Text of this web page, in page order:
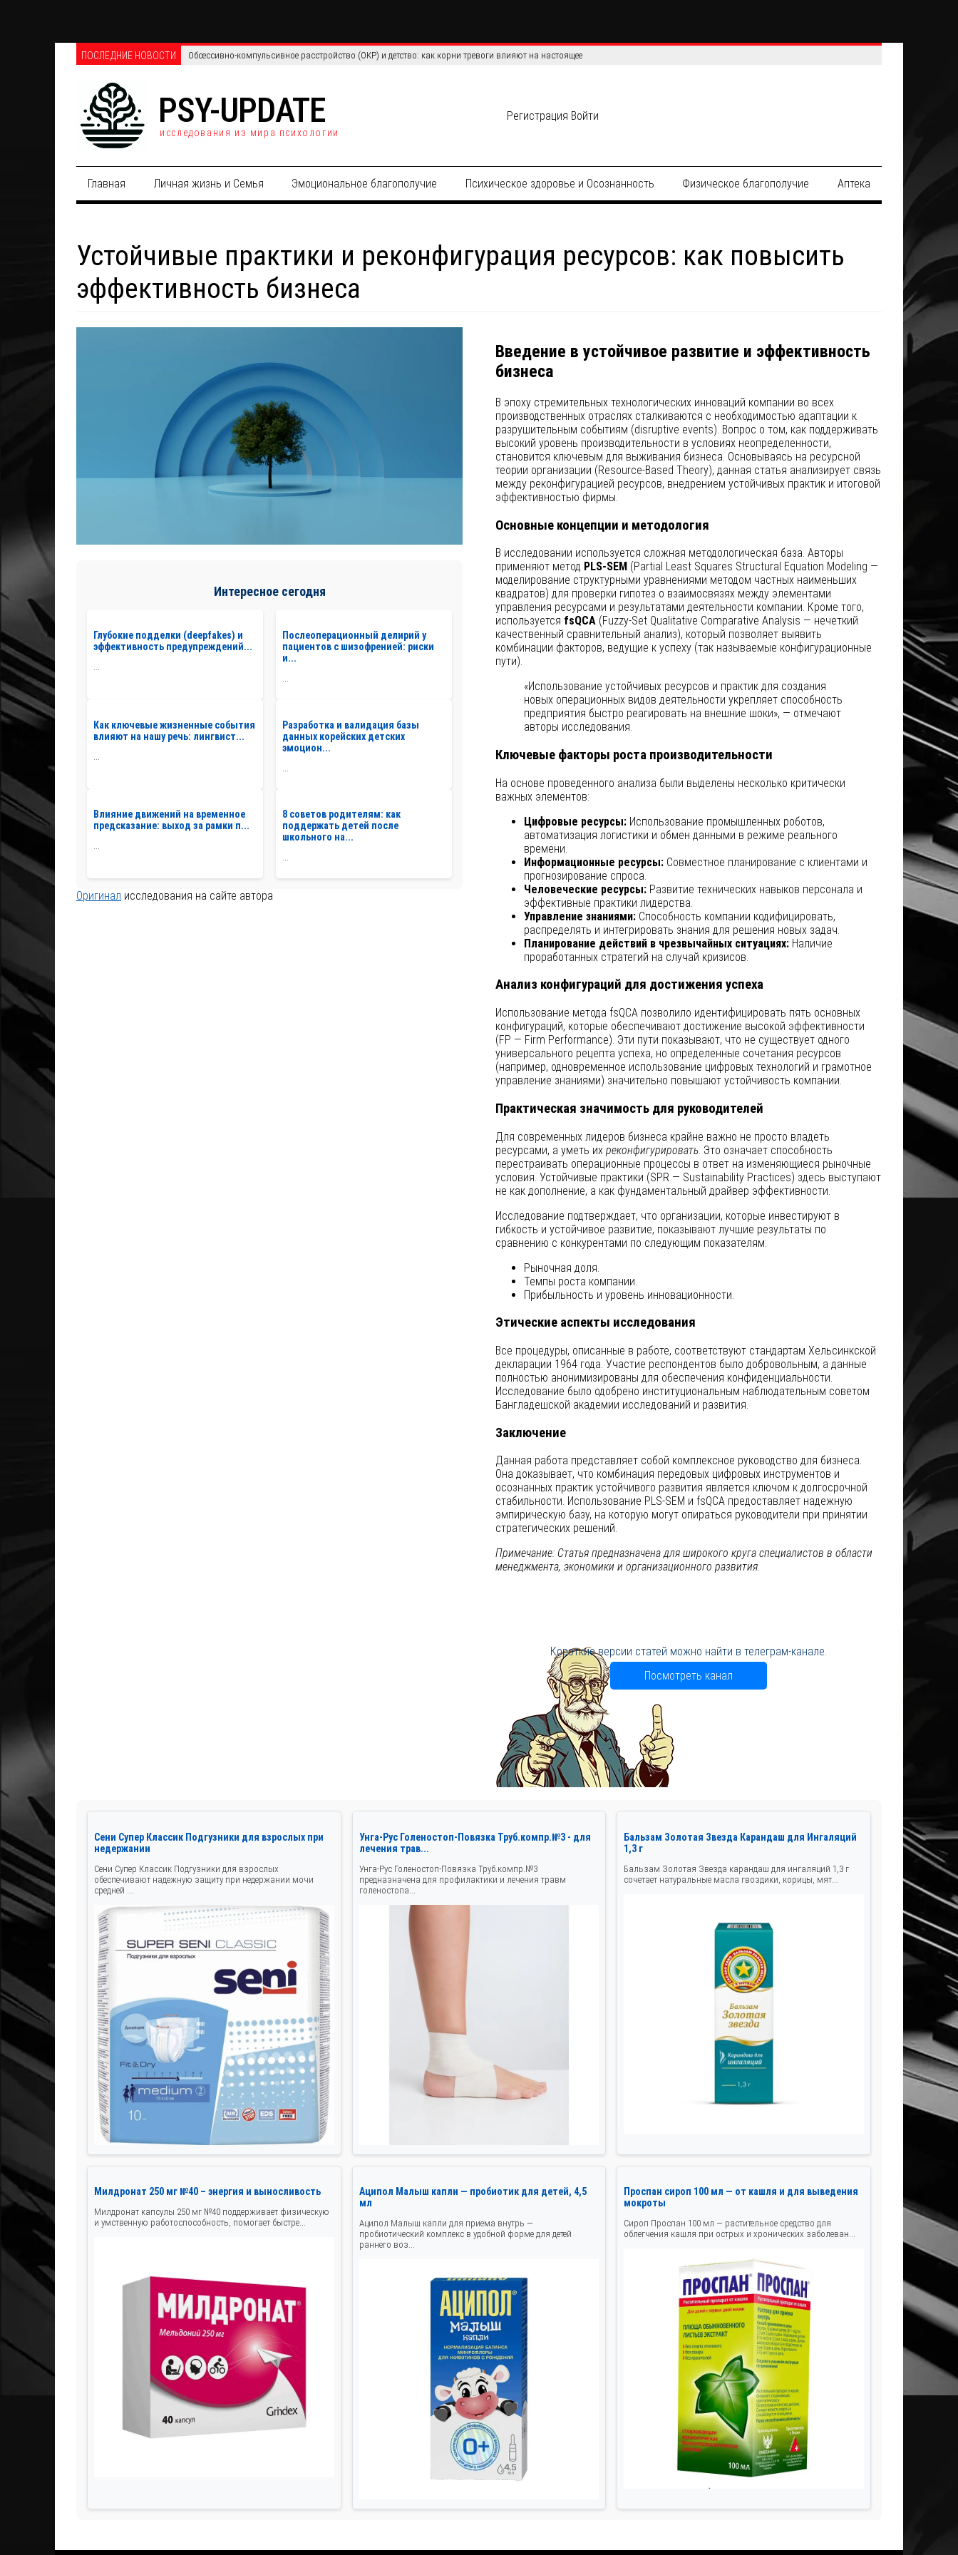
ПОСЛЕДНИЕ НОВОСТИ Обсессивно-компульсивное расстройство (ОКР) и детство: как корни тревоги влияют на настоящее
PSY-UPDATE
исследования из мира психологии
Регистрация Войти
Главная Личная жизнь и Семья Эмоциональное благополучие Психическое здоровье и Осознанность Физическое благополучие Аптека
Устойчивые практики и реконфигурация ресурсов: как повысить
эффективность бизнеса
Интересное сегодня
Глубокие подделки (deepfakes) и
эффективность предупреждений...
Послеоперационный делирий у
пациентов с шизофренией: риски
и...
Как ключевые жизненные события
влияют на нашу речь: лингвист...
Разработка и валидация базы
данных корейских детских
эмоцион...
Влияние движений на временное
предсказание: выход за рамки п...
...
8 советов родителям: как
поддержать детей после
школьного на...
...
Оригинал исследования на сайте автора
Введение в устойчивое развитие и эффективность
бизнеса
В эпоху стремительных технологических инноваций компании во всех
производственных отраслях сталкиваются с необходимостью адаптации к
разрушительным событиям (disruptive events). Вопрос о том, как поддерживать
высокий уровень производительности в условиях неопределенности,
становится ключевым для выживания бизнеса. Основываясь на ресурсной
теории организации (Resource-Based Theory), данная статья анализирует связь
между реконфигурацией ресурсов, внедрением устойчивых практик и итоговой
эффективностью фирмы.
Основные концепции и методология
В исследовании используется сложная методологическая база. Авторы
применяют метод PLS-SEM (Partial Least Squares Structural Equation Modeling —
моделирование структурными уравнениями методом частных наименьших
квадратов) для проверки гипотез о взаимосвязях между элементами
управления ресурсами и результатами деятельности компании. Кроме того,
используется fsQCA(Fuzzy-Set Qualitative Comparative Analysis — нечеткий
качественный сравнительный анализ), который позволяет выявить
комбинации факторов, ведущие к успеху (так называемые конфигурационные
пути).
«Использование устойчивых ресурсов и практик для создания
новых операционных видов деятельности укрепляет способность
предприятия быстро реагировать на внешние шоки», — отмечают
авторы исследования.
Ключевые факторы роста производительности
На основе проведенного анализа были выделены несколько критически
важных элементов:
Цифровые ресурсы:Использование промышленных роботов,
автоматизация логистики и обмен данными в режиме реального
времени.
Информационные ресурсы:Совместное планирование с клиентами и
прогнозирование спроса.
Человеческие ресурсы:Развитие технических навыков персонала и
эффективные практики лидерства.
Управление знаниями:Способность компании кодифицировать,
распределять и интегрировать знания для решения новых задач.
Планирование действий в чрезвычайных ситуациях:Наличие
проработанных стратегий на случай кризисов.
Анализ конфигураций для достижения успеха
Использование метода fsQCA позволило идентифицировать пять основных
конфигураций, которые обеспечивают достижение высокой эффективности
(FP — Firm Performance). Эти пути показывают, что не существует одного
универсального рецепта успеха, но определенные сочетания ресурсов
(например, одновременное использование цифровых технологий и грамотное
управление знаниями) значительно повышают устойчивость компании.
Практическая значимость для руководителей
Для современных лидеров бизнеса крайне важно не просто владеть
ресурсами, а уметь их реконфигурировать. Это означает способность
перестраивать операционные процессы в ответ на изменяющиеся рыночные
условия. Устойчивые практики (SPR — Sustainability Practices) здесь выступают
не как дополнение, а как фундаментальный драйвер эффективности.
Исследование подтверждает, что организации, которые инвестируют в
гибкость и устойчивое развитие, показывают лучшие результаты по
сравнению с конкурентами по следующим показателям:
Рыночная доля.
Темпы роста компании.
Прибыльность и уровень инновационности.
Этические аспекты исследования
Все процедуры, описанные в работе, соответствуют стандартам Хельсинкской
декларации 1964 года. Участие респондентов было добровольным, а данные
полностью анонимизированы для обеспечения конфиденциальности.
Исследование было одобрено институциональным наблюдательным советом
Бангладешской академии исследований и развития.
Заключение
Данная работа представляет собой комплексное руководство для бизнеса.
Она доказывает, что комбинация передовых цифровых инструментов и
осознанных практик устойчивого развития является ключом к долгосрочной
стабильности. Использование PLS-SEM и fsQCA предоставляет надежную
эмпирическую базу, на которую могут опираться руководители при принятии
стратегических решений.
Примечание: Статья предназначена для широкого круга специалистов в области
менеджмента, экономики и организационного развития.
Короткие версии статей можно найти в телеграм-канале.
Посмотреть канал
Сени Супер Классик Подгузники для взрослых при
недержании
Сени Супер Классик Подгузники для взрослых
обеспечивают надежную защиту при недержании мочи
средней ...
Унга-Рус Голеностоп-Повязка Труб.компр.№3 - для
лечения трав...
Унга-Рус Голеностоп-Повязка Труб.компр.№3
предназначена для профилактики и лечения травм
голеностопа...
Бальзам Золотая Звезда Карандаш для Ингаляций
1,3 г
Бальзам Золотая Звезда карандаш для ингаляций 1,3 г
сочетает натуральные масла гвоздики, корицы, мят...
Милдронат 250 мг №40 – энергия и выносливость
Милдронат капсулы 250 мг №40 поддерживает физическую
и умственную работоспособность, помогает быстре...
Аципол Малыш капли — пробиотик для детей, 4,5
мл
Аципол Малыш капли для приема внутрь —
пробиотический комплекс в удобной форме для детей
раннего воз...
Проспан сироп 100 мл — от кашля и для выведения
мокроты
Сироп Проспан 100 мл — растительное средство для
облегчения кашля при острых и хронических заболеван...